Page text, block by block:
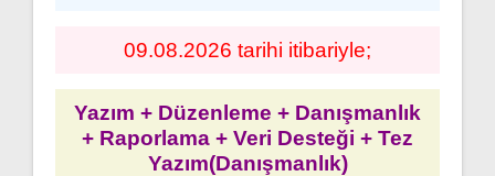
09.08.2026 tarihi itibariyle;
Yazım + Düzenleme + Danışmanlık
+ Raporlama + Veri Desteği + Tez
Yazım(Danışmanlık)